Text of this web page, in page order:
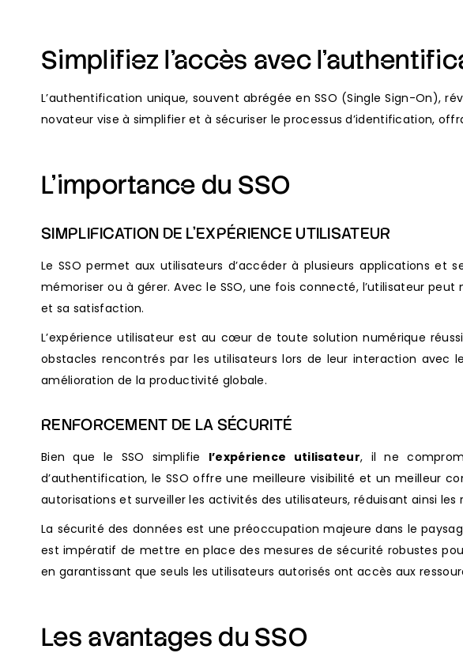
Simplifiez l’accès avec
L’authentification unique, souvent abrégée en SSO (Single Sign-On),
novateur vise à simplifier et à sécuriser le processus d’identification,
L’importance du SSO
SIMPLIFICATION DE L’EXPÉRIENCE UTILISATEUR
Le SSO permet aux utilisateurs d’accéder à plusieurs applications
mémoriser ou à gérer. Avec le SSO, une fois connecté, l’utilisateur
et sa satisfaction.
L’expérience utilisateur est au cœur de toute solution numérique
obstacles rencontrés par les utilisateurs lors de leur interaction avec
amélioration de la productivité globale.
RENFORCEMENT DE LA SÉCURITÉ
Bien que le SSO simplifie l’expérience utilisateur, il ne
d’authentification, le SSO offre une meilleure visibilité et un meilleur
autorisations et surveiller les activités des utilisateurs, réduisant ainsi
La sécurité des données est une préoccupation majeure dans le
est impératif de mettre en place des mesures de sécurité robustes
en garantissant que seuls les utilisateurs autorisés ont accès aux
Les avantages du SSO